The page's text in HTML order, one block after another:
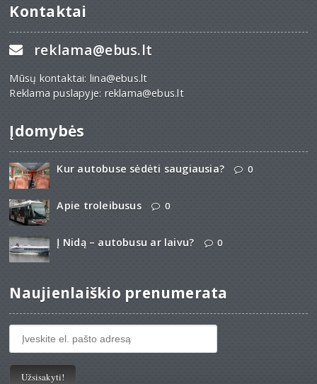
Kontaktai
reklama@ebus.lt
Mūsų kontaktai: lina@ebus.lt
Reklama puslapyje: reklama@ebus.lt
Įdomybės
Kur autobuse sėdėti saugiausia? 0
Apie troleibusus 0
Į Nidą – autobusu ar laivu? 0
Naujienlaiškio prenumerata